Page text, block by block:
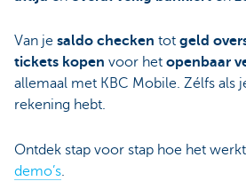
Van je saldo checken tot geld
tickets kopen voor het openbaar
allemaal met KBC Mobile. Zélfs als
rekening hebt.
Ontdek stap voor stap hoe het
demo’s.